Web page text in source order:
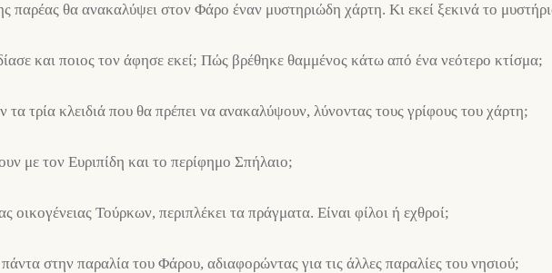
παρέας θα ανακαλύψει στον Φάρο έναν μυστηριώδη χάρτη. Κι εκεί ξεκινά το
και ποιος τον άφησε εκεί; Πώς βρέθηκε θαμμένος κάτω από ένα νεότερο κτίσμα;
τα τρία κλειδιά που θα πρέπει να ανακαλύψουν, λύνοντας τους γρίφους του χάρτη;
με τον Ευριπίδη και το περίφημο Σπήλαιο;
οικογένειας Τούρκων, περιπλέκει τα πράγματα. Είναι φίλοι ή εχθροί;
πάντα στην παραλία του Φάρου, αδιαφορώντας για τις άλλες παραλίες του νησιού;